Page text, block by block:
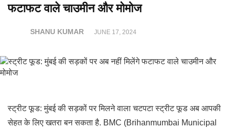
फटाफट वाले चाउमीन और मोमोज
SHANU KUMAR JUNE 17, 2024
स्ट्रीट फूड: मुंबई की सड़कों पर मिलने वाला चटपटा स्ट्रीट फूड अब आपकी
सेहत के लिए खतरा बन सकता है. BMC (Brihanmumbai Municipal